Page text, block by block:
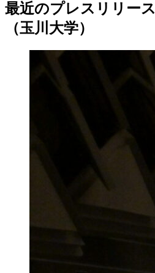
最近のプレスリリース
（玉川大学）